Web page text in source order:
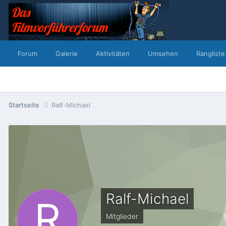
Forum Galerie Aktivitäten Umsehen Rangliste
Startseite Ralf-Michael
Ralf-Michael
Mitglieder